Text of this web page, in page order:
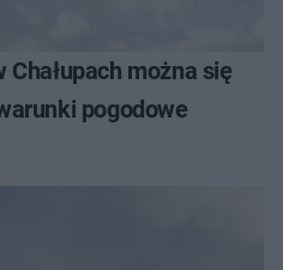
Chałupach można się
pogodowe